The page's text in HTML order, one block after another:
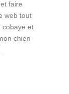
faire
web tout
cobaye et
chien